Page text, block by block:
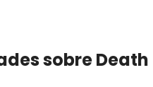
sobre Death